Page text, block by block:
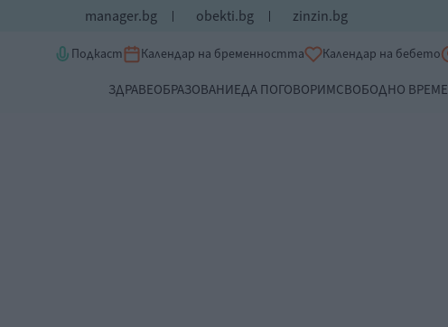
manager.bg obekti.bg zinzin.bg
Подкаст Календар на бременността Календар на бебето
ЗДРАВЕОБРАЗОВАНИЕДА ПОГОВОРИМСВОБОДНО ВРЕМЕ